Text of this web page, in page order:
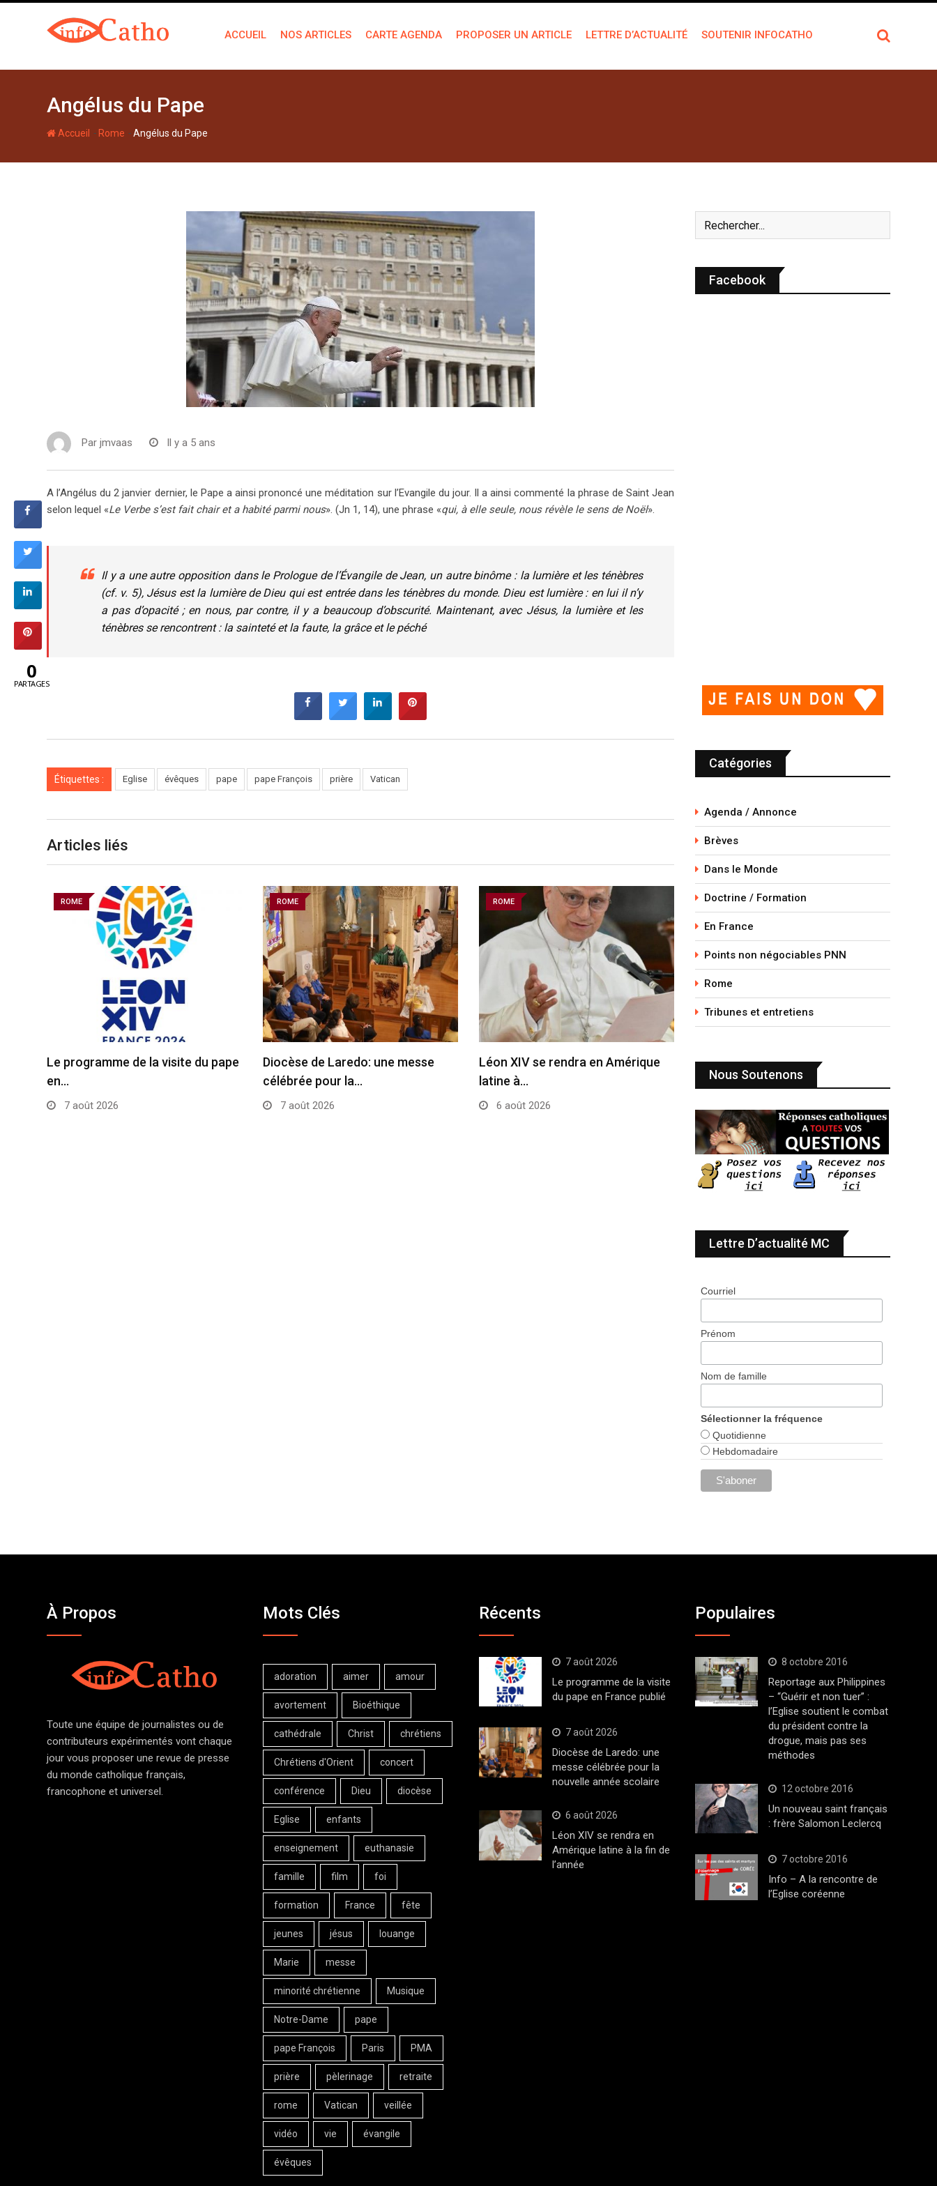
ACCUEIL NOS ARTICLES CARTE AGENDA PROPOSER UN ARTICLE LETTRE D’ACTUALITÉ SOUTENIR INFOCATHO
Angélus du Pape
Accueil - Rome -Angélus du Pape
Par jmvaas Il y a 5 ans
A l’Angélus du 2 janvier dernier, le Pape a ainsi prononcé une méditation sur l’Evangile du jour. Il a ainsi commenté la phrase de Saint Jean
selon lequel «Le Verbe s’est fait chair et a habité parmi nous». (Jn 1, 14), une phrase «qui, à elle seule, nous révèle le sens de Noël».
Il y a une autre opposition dans le Prologue de l’Évangile de Jean, un autre binôme : la lumière et les ténèbres
(cf. v. 5), Jésus est la lumière de Dieu qui est entrée dans les ténèbres du monde. Dieu est lumière : en lui il n’y
a pas d’opacité ; en nous, par contre, il y a beaucoup d’obscurité. Maintenant, avec Jésus, la lumière et les
ténèbres se rencontrent : la sainteté et la faute, la grâce et le péché
Étiquettes : Eglise évêques pape pape François prière Vatican
Articles liés
ROME
Le programme de la visite du pape
en…
7 août 2026
ROME
Diocèse de Laredo: une messe
célébrée pour la…
7 août 2026
ROME
Léon XIV se rendra en Amérique
latine à…
6 août 2026
Facebook
Catégories
Agenda / Annonce
Brèves
Dans le Monde
Doctrine / Formation
En France
Points non négociables PNN
Rome
Tribunes et entretiens
Nous Soutenons
Lettre D’actualité MC
Courriel
Prénom
Nom de famille
Sélectionner la fréquence
Quotidienne
Hebdomadaire
À Propos
Toute une équipe de journalistes ou de
contributeurs expérimentés vont chaque
jour vous proposer une revue de presse
du monde catholique français,
francophone et universel.
Mots Clés
adoration aimer amour
avortement Bioéthique
cathédrale Christ chrétiens
Chrétiens d'Orient concert
conférence Dieu diocèse
Eglise enfants
enseignement euthanasie
famille film foi
formation France fête
jeunes jésus louange
Marie messe
minorité chrétienne Musique
Notre-Dame pape
pape François Paris PMA
prière pèlerinage retraite
rome Vatican veillée
vidéo vie évangile
évêques
Récents
7 août 2026
Le programme de la visite
du pape en France publié
7 août 2026
Diocèse de Laredo: une
messe célébrée pour la
nouvelle année scolaire
6 août 2026
Léon XIV se rendra en
Amérique latine à la fin de
l’année
Populaires
8 octobre 2016
Reportage aux Philippines
– “Guérir et non tuer” :
l’Eglise soutient le combat
du président contre la
drogue, mais pas ses
méthodes
12 octobre 2016
Un nouveau saint français
: frère Salomon Leclercq
7 octobre 2016
Info – A la rencontre de
l’Eglise coréenne
0
PARTAGES